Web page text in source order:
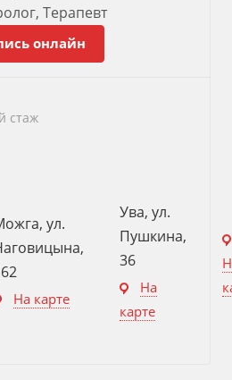
Терапевт
онлайн
стаж
ул.
На карте
Ува, ул.
Пушкина,
36
На
карте